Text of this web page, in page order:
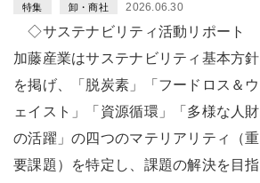
特集 卸・商社 2026.06.30
◇サステナビリティ活動リポート
加藤産業はサステナビリティ基本方針
を掲げ、「脱炭素」「フードロス＆ウ
ェイスト」「資源循環」「多様な人財
の活躍」の四つのマテリアリティ（重
要課題）を特定し、課題の解決を目指